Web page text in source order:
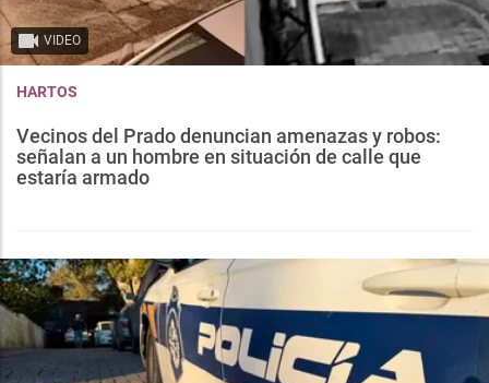
VIDEO
HARTOS
Vecinos del Prado denuncian amenazas y robos:
señalan a un hombre en situación de calle que
estaría armado